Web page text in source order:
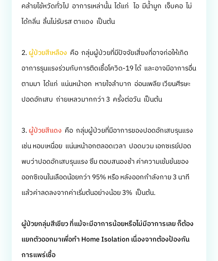
คล้ายไข้หวัดทั่วไป อาการเหล่านั้น ได้แก่ ไอ มีน้ำมูก เจ็บคอ ไม่
ได้กลิ่น ลิ้นไม่รับรส ตาแดง เป็นต้น
2.ผู้ป่วยสีเหลือง คือ กลุ่มผู้ป่วยที่มีปัจจัยเสี่ยงที่อาจก่อให้เกิด
อาการรุนแรงร่วมกับการติดเชื้อโควิด-19 ได้ และอาจมีอาการอื่น
ตามมา ได้แก่ แน่นหน้าอก หายใจลำบาก อ่อนเพลีย เวียนศีรษะ
ปอดอักเสบ ถ่ายเหลวมากกว่า 3 ครั้งต่อวัน เป็นต้น
3.ผู้ป่วยสีแดง คือ กลุ่มผู้ป่วยที่มีอาการของปอดอักเสบรุนแรง
เช่น หอบเหนื่อย แน่นหน้าอกตลอดเวลา ปอดบวม เอกซเรย์ปอด
พบว่าปอดอักเสบรุนแรง ซึม ตอบสนองช้า ค่าความเข้มข้นของ
ออกซิเจนในเลือดน้อยกว่า 95% หรือ หลังออกกำลังกาย 3 นาที
แล้วค่าลดลงจากค่าเริ่มต้นอย่างน้อย 3% เป็นต้น.
ผู้ป่วยกลุ่มสีเขียว ที่แม้จะมีอาการน้อยหรือไม่มีอาการเลย ก็ต้อง
แยกตัวออกมาเพื่อทำ Home Isolation เนื่องจากต้องป้องกัน
การแพร่เชื้อ